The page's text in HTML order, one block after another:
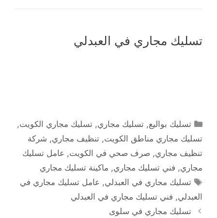
تسليك مجاري في العبدلي
التصنيفات
تسليك بواليع,تسليك مجاري,تسليك مجاري الكويت,
تسليك مجاري مناطق الكويت, تنظيف مجاري, شركة
تنظيف مجاري, صرف صحي في الكويت, عامل تسليك
مجاري, فني تسليك مجاري, ماكينة تسليك مجاري
الوسوم
تسليك مجاري في العبدلي, عامل تسليك مجاري في
العبدلي, فني تسليك مجاري في العبدلي
تسليك مجاري في سلوى